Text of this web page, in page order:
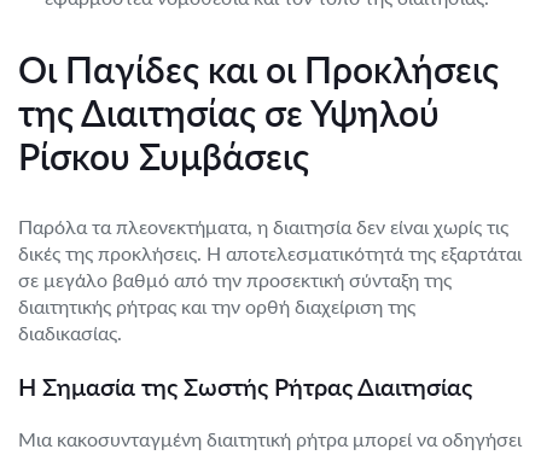
Οι Παγίδες και οι Προκλήσεις
της Διαιτησίας σε Υψηλού
Ρίσκου Συμβάσεις
Παρόλα τα πλεονεκτήματα, η διαιτησία δεν είναι χωρίς τις
δικές της προκλήσεις. Η αποτελεσματικότητά της εξαρτάται
σε μεγάλο βαθμό από την προσεκτική σύνταξη της
διαιτητικής ρήτρας και την ορθή διαχείριση της
διαδικασίας.
Η Σημασία της Σωστής Ρήτρας Διαιτησίας
Μια κακοσυνταγμένη διαιτητική ρήτρα μπορεί να οδηγήσει